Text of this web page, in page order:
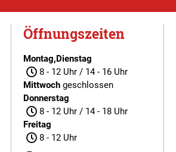
Öffnungszeiten
Montag,Dienstag
8 - 12 Uhr / 14 - 16 Uhr
Mittwoch geschlossen
Donnerstag
8 - 12 Uhr / 14 - 18 Uhr
Freitag
8 - 12 Uhr